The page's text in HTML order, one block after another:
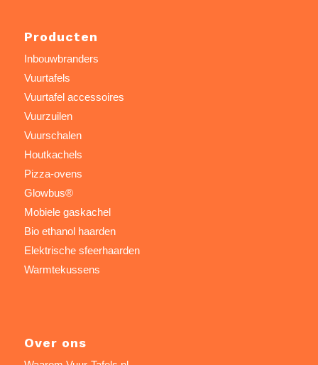
Producten
Inbouwbranders
Vuurtafels
Vuurtafel accessoires
Vuurzuilen
Vuurschalen
Houtkachels
Pizza-ovens
Glowbus®
Mobiele gaskachel
Bio ethanol haarden
Elektrische sfeerhaarden
Warmtekussens
Over ons